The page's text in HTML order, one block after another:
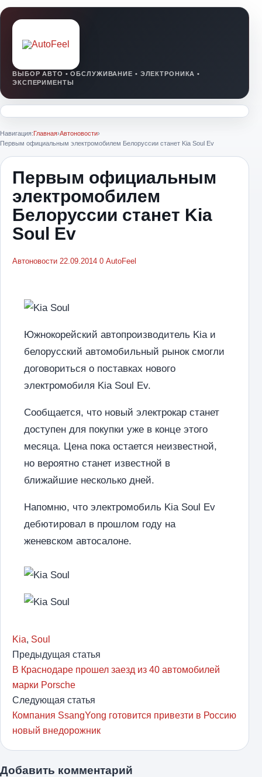
Навигация:Главная›Автоновости›
Первым официальным электромобилем Белоруссии станет Kia Soul Ev
Первым официальным
электромобилем
Белоруссии станет Kia
Soul Ev
Автоновости 22.09.2014 0 AutoFeel
Южнокорейский автопроизводитель Kia и
белорусский автомобильный рынок смогли
договориться о поставках нового
электромобиля Kia Soul Ev.
Сообщается, что новый электрокар станет
доступен для покупки уже в конце этого
месяца. Цена пока остается неизвестной,
но вероятно станет известной в
ближайшие несколько дней.
Напомню, что электромобиль Kia Soul Ev
дебютировал в прошлом году на
женевском автосалоне.
Kia, Soul
Предыдущая статья
В Краснодаре прошел заезд из 40 автомобилей
марки Porsche
Следующая статья
Компания SsangYong готовится привезти в Россию
новый внедорожник
Добавить комментарий